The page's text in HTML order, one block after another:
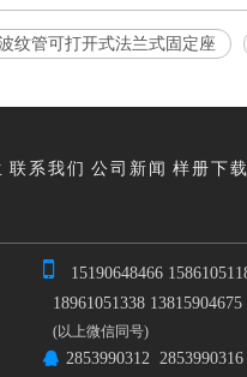
纹管可打开式法兰式固定座
联系我们 公司新闻 样册下载

15190648466
18961051338 13815904675
(以上微信同号)
 2853990312 2853990316